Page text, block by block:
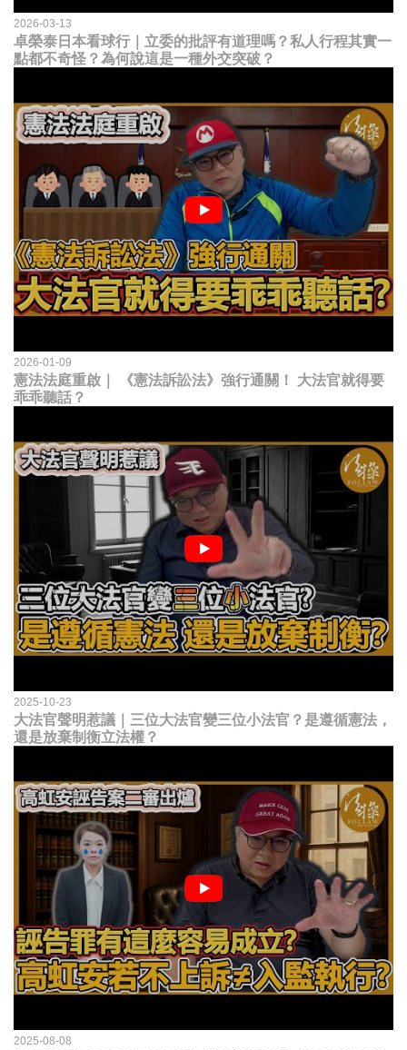
2026-03-13
卓榮泰日本看球行｜立委的批評有道理嗎？私人行程其實一
點都不奇怪？為何說這是一種外交突破？
2026-01-09
憲法法庭重啟｜ 《憲法訴訟法》強行通關！ 大法官就得要
乖乖聽話？
2025-10-23
大法官聲明惹議｜三位大法官變三位小法官？是遵循憲法，
還是放棄制衡立法權？
2025-08-08